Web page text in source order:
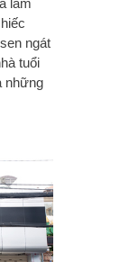
ngát
tuổi
những